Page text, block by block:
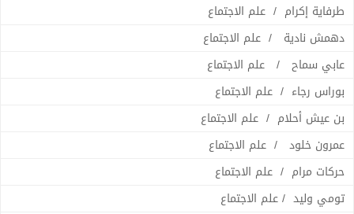
طرفاية إكرام / علم الاجتماع
دهمش نادية / علم الاجتماع
عابي سماح / علم الاجتماع
بوراس رجاء / علم الاجتماع
بن عيش أحلام / علم الاجتماع
عمرون خلود / علم الاجتماع
حركات مرام / علم الاجتماع
تومي وليد / علم الاجتماع